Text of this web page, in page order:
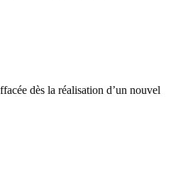
dès la réalisation d’un nouvel